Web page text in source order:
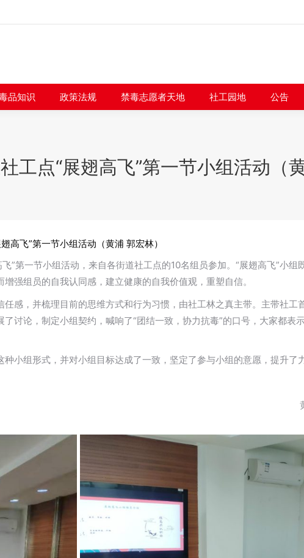
品知识 政策法规 禁毒志愿者天地 社工园地 公告
工点“展翅高飞”第一节小组活动（
高飞”第一节小组活动（黄浦 郭宏林）
”第一节小组活动，来自各街道社工点的10名组员参加。“展翅高飞”小组
强组员的自我认同感，建立健康的自我价值观，重塑自信。
感，并梳理目前的思维方式和行为习惯，由社工林之真主带。主带社工
讨论，制定小组契约，喊响了“团结一致，协力抗毒”的口号，大家都表
小组形式，并对小组目标达成了一致，坚定了参与小组的意愿，提升了
项目 毒品知识 政策法规 禁毒志愿者天地 社工园地